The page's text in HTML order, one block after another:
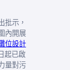
批示，
內開展
位設計
起已啟
量對污